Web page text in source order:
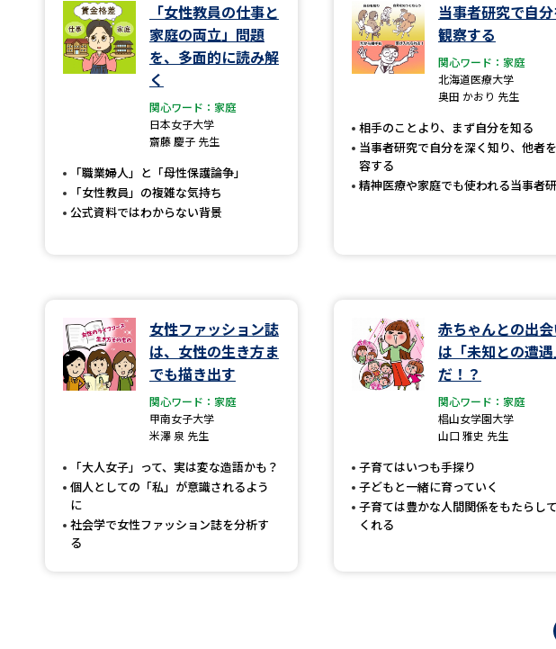
「女性教員の仕事と
家庭の両立」問題
を、多面的に読み解
く
関心ワード：家庭
日本女子大学
齋藤 慶子 先生
「職業婦人」と「母性保護論争」
「女性教員」の複雑な気持ち
公式資料ではわからない背景
当事者研究で自
観察する
関心ワード：家庭
北海道医療大学
奥田 かおり 先生
相手のことより、まず自分を知る
当事者研究で自分を深く知り、他者
容する
精神医療や家庭でも使われる当事者
女性ファッション誌
は、女性の生き方ま
でも描き出す
関心ワード：家庭
甲南女子大学
米澤 泉 先生
「大人女子」って、実は変な造語かも？
個人としての「私」が意識されるよう
に
社会学で女性ファッション誌を分析す
る
赤ちゃんとの出
は「未知との遭遇
だ！？
関心ワード：家庭
椙山女学園大学
山口 雅史 先生
子育てはいつも手探り
子どもと一緒に育っていく
子育ては豊かな人間関係をもたらして
くれる